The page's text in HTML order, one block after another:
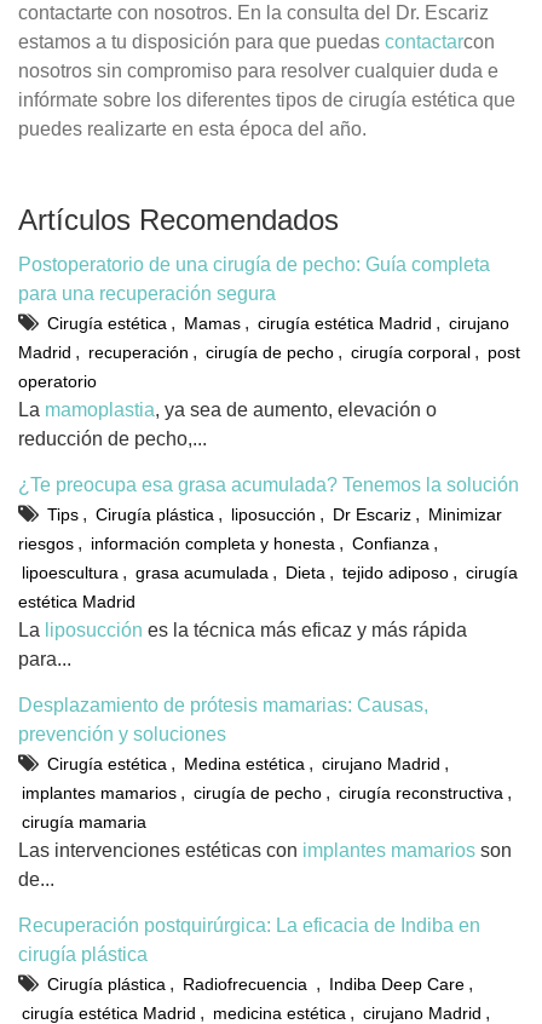
contactarte con nosotros. En la consulta del Dr. Escariz
estamos a tu disposición para que puedas contactarcon
nosotros sin compromiso para resolver cualquier duda e
infórmate sobre los diferentes tipos de cirugía estética que
puedes realizarte en esta época del año.
Artículos Recomendados
Postoperatorio de una cirugía de pecho: Guía completa
para una recuperación segura
Cirugía estética , Mamas , cirugía estética Madrid , cirujano
Madrid , recuperación , cirugía de pecho , cirugía corporal , post
operatorio
La mamoplastia, ya sea de aumento, elevación o
reducción de pecho,...
¿Te preocupa esa grasa acumulada? Tenemos la solución
Tips , Cirugía plástica , liposucción , Dr Escariz , Minimizar
riesgos , información completa y honesta , Confianza ,
lipoescultura , grasa acumulada , Dieta , tejido adiposo , cirugía
estética Madrid
La liposucción es la técnica más eficaz y más rápida
para...
Desplazamiento de prótesis mamarias: Causas,
prevención y soluciones
Cirugía estética , Medina estética , cirujano Madrid ,
implantes mamarios , cirugía de pecho , cirugía reconstructiva ,
cirugía mamaria
Las intervenciones estéticas con implantes mamarios son
de...
Recuperación postquirúrgica: La eficacia de Indiba en
cirugía plástica
Cirugía plástica , Radiofrecuencia , Indiba Deep Care ,
cirugía estética Madrid , medicina estética , cirujano Madrid ,